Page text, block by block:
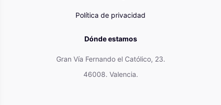
Política de privacidad
Dónde estamos
Gran Vía Fernando el Católico, 23.
46008. Valencia.